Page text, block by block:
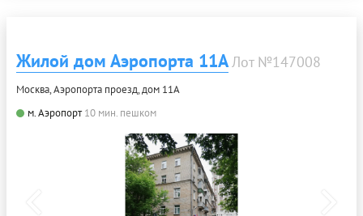
Жилой дом Аэропорта 11АЛот №147008
Москва, Аэропорта проезд, дом 11А
м. Аэропорт 10 мин. пешком